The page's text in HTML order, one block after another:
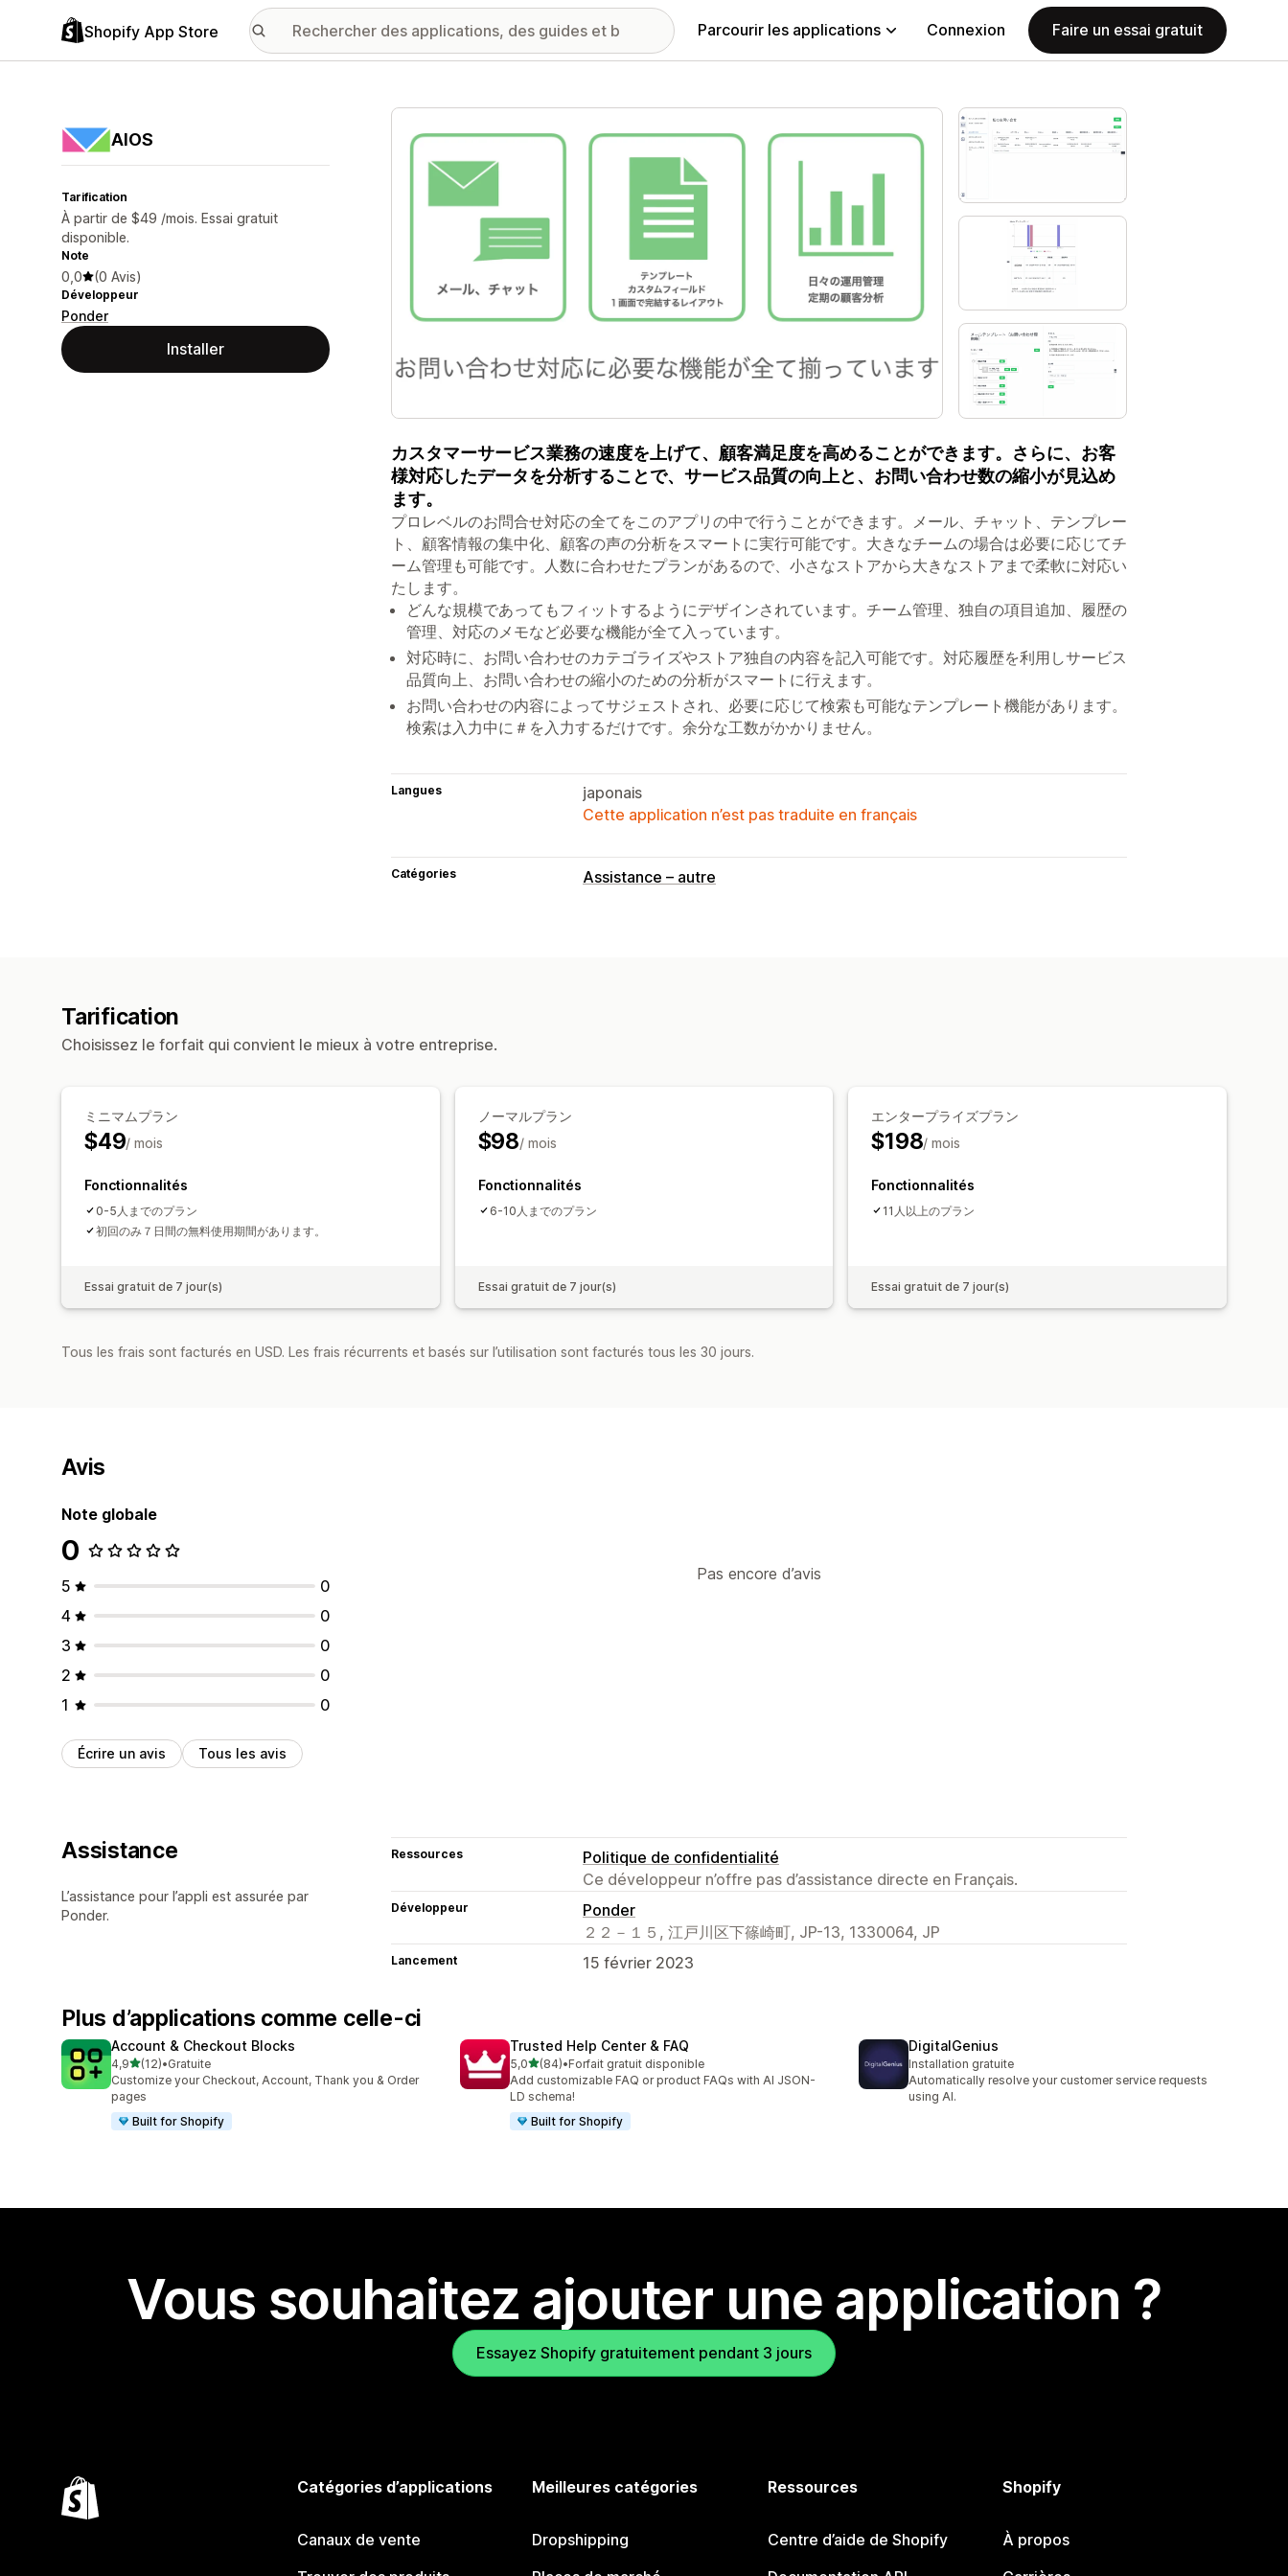
Shopify App Store Parcourir les applications Connexion Faire un essai gratuit
AIOS
Tarification
À partir de $49 /mois. Essai gratuit
disponible.
Note
0,0 (0 Avis)
Développeur
Ponder
Installer
Galerie d’images vedette
カスタマーサービス業務の速度を上げて、顧客満足度を高めることができます。さらに、お客
様対応したデータを分析することで、サービス品質の向上と、お問い合わせ数の縮小が見込め
ます。
プロレベルのお問合せ対応の全てをこのアプリの中で行うことができます。メール、チャット、テンプレー
ト、顧客情報の集中化、顧客の声の分析をスマートに実行可能です。大きなチームの場合は必要に応じてチ
ーム管理も可能です。人数に合わせたプランがあるので、小さなストアから大きなストアまで柔軟に対応い
たします。
どんな規模であってもフィットするようにデザインされています。チーム管理、独自の項目追加、履歴の
管理、対応のメモなど必要な機能が全て入っています。
対応時に、お問い合わせのカテゴライズやストア独自の内容を記入可能です。対応履歴を利用しサービス
品質向上、お問い合わせの縮小のための分析がスマートに行えます。
お問い合わせの内容によってサジェストされ、必要に応じて検索も可能なテンプレート機能があります。
検索は入力中に＃を入力するだけです。余分な工数がかかりません。
Langues
japonais
Cette application n’est pas traduite en français
Catégories Assistance – autre
Tarification
Choisissez le forfait qui convient le mieux à votre entreprise.
ミニマムプラン
$49/ mois
Fonctionnalités
0-5人までのプラン
初回のみ７日間の無料使用期間があります。
Essai gratuit de 7 jour(s)
ノーマルプラン
$98/ mois
Fonctionnalités
6-10人までのプラン
Essai gratuit de 7 jour(s)
エンタープライズプラン
$198/ mois
Fonctionnalités
11人以上のプラン
Essai gratuit de 7 jour(s)
Tous les frais sont facturés en USD. Les frais récurrents et basés sur l’utilisation sont facturés tous les 30 jours.
Avis
Note globale
0
5
0
4
0
3
0
2
0
1
0
Écrire un avis Tous les avis
Pas encore d’avis
Assistance
L’assistance pour l’appli est assurée par
Ponder.
Ressources
Politique de confidentialité
Ce développeur n’offre pas d’assistance directe en Français.
Développeur
Ponder
２２－１５, 江戸川区下篠崎町, JP-13, 1330064, JP
Lancement 15 février 2023
Plus d’applications comme celle-ci
Account & Checkout Blocks
4,9étoile(s) sur 5
(12)
12 avis au total
•Gratuite
Customize your Checkout, Account, Thank you & Order
pages
Built for Shopify
Trusted Help Center & FAQ
5,0étoile(s) sur 5
(84)
84 avis au total
•Forfait gratuit disponible
Add customizable FAQ or product FAQs with AI JSON-
LD schema!
Built for Shopify
DigitalGenius
Installation gratuite
Automatically resolve your customer service requests
using AI.
Vous souhaitez ajouter une application ?
Essayez Shopify gratuitement pendant 3 jours
Catégories d’applications
Canaux de vente
Meilleures catégories
Dropshipping
Ressources
Centre d’aide de Shopify
Shopify
À propos